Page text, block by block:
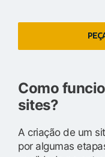
Como
sites?
A criação de um
por algumas